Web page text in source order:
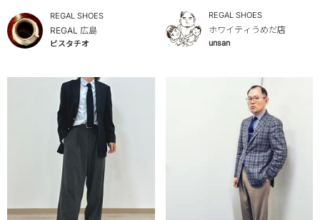
REGAL SHOES
REGAL 広島
ピスタチオ
REGAL SHOES
ホワイティうめだ店
unsan